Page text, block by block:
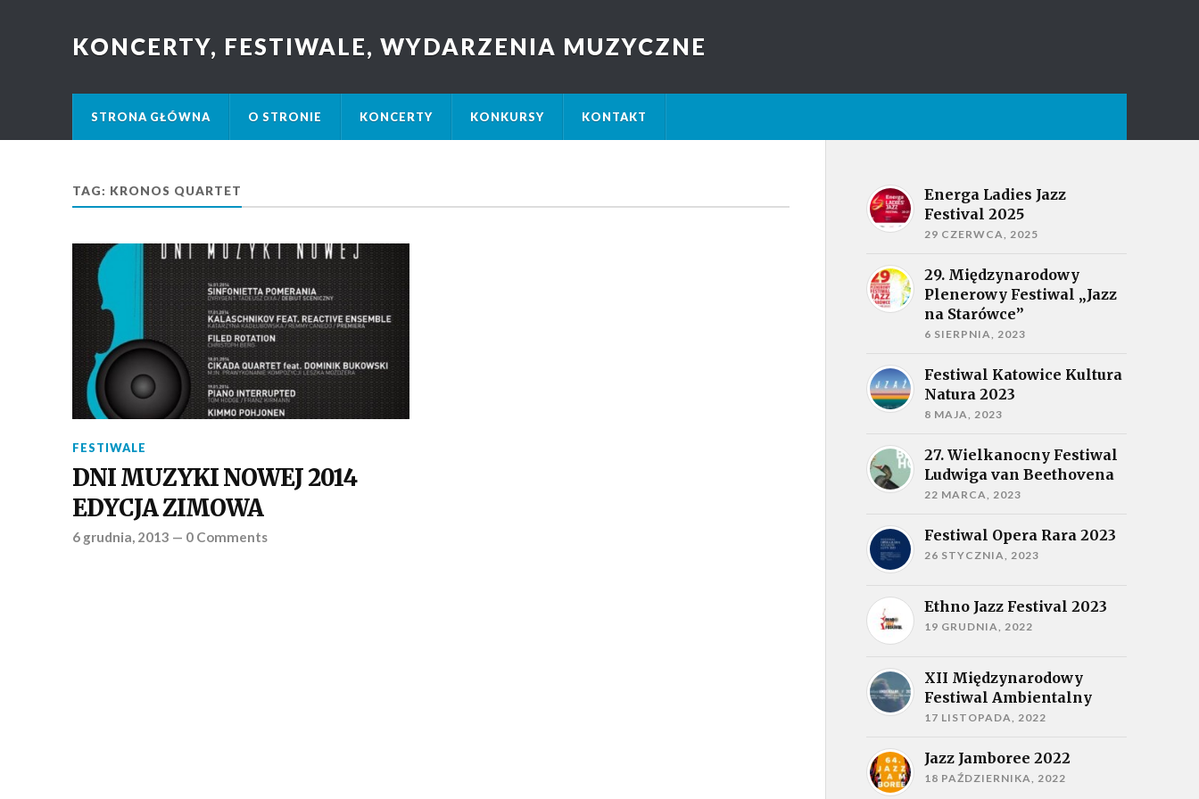
KONCERTY, FESTIWALE, WYDARZENIA MUZYCZNE
STRONA GŁÓWNA O STRONIE KONCERTY KONKURSY KONTAKT
TAG: KRONOS QUARTET
FESTIWALE
DNI MUZYKI NOWEJ 2014
EDYCJA ZIMOWA
6 grudnia, 2013 — 0 Comments
Energa Ladies Jazz
Festival 2025
29 CZERWCA, 2025
29. Międzynarodowy
Plenerowy Festiwal „Jazz
na Starówce”
6 SIERPNIA, 2023
Festiwal Katowice Kultura
Natura 2023
8 MAJA, 2023
27. Wielkanocny Festiwal
Ludwiga van Beethovena
22 MARCA, 2023
Festiwal Opera Rara 2023
26 STYCZNIA, 2023
Ethno Jazz Festival 2023
19 GRUDNIA, 2022
XII Międzynarodowy
Festiwal Ambientalny
17 LISTOPADA, 2022
Jazz Jamboree 2022
18 PAŹDZIERNIKA, 2022